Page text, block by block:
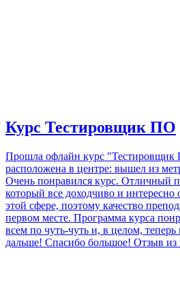
Курс Тестировщик ПО
Прошла офлайн курс
расположена в центре: вышел из
Очень понравился курс. Отличный
который все доходчиво и интересно
этой сфере, поэтому качество
первом месте. Программа курса
всем по чуть-чуть и, в целом, теперь
дальше! Спасибо большое! Отзыв из